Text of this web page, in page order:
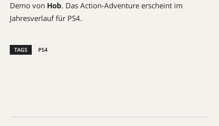
Demo von Hob. Das Action-Adventure erscheint im
Jahresverlauf für PS4.
TAGS PS4